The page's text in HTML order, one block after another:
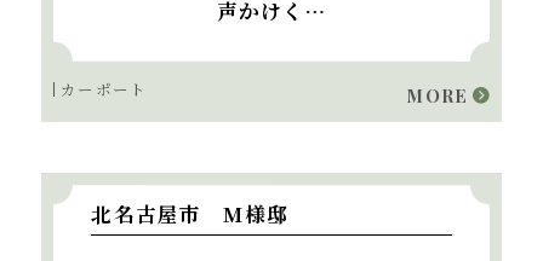
声かけく…
カーポート MORE
北名古屋市 M様邸